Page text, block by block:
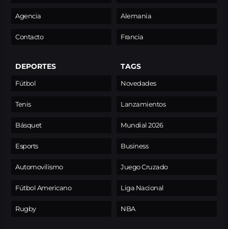
Agencia
Contacto
Alemania
Francia
DEPORTES
Fútbol
Tenis
Básquet
Esports
Automovilismo
Fútbol Americano
Rugby
TAGS
Novedades
Lanzamientos
Mundial 2026
Business
Juego Cruzado
Liga Nacional
NBA